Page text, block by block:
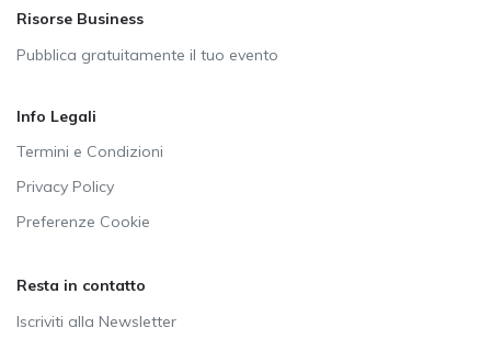
Risorse Business
Pubblica gratuitamente il tuo evento
Info Legali
Termini e Condizioni
Privacy Policy
Preferenze Cookie
Resta in contatto
Iscriviti alla Newsletter